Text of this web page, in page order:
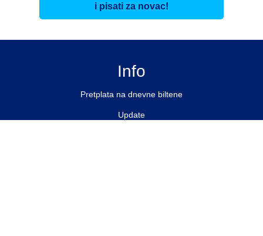
i pisati za novac!
Info
Pretplata na dnevne biltene
Update